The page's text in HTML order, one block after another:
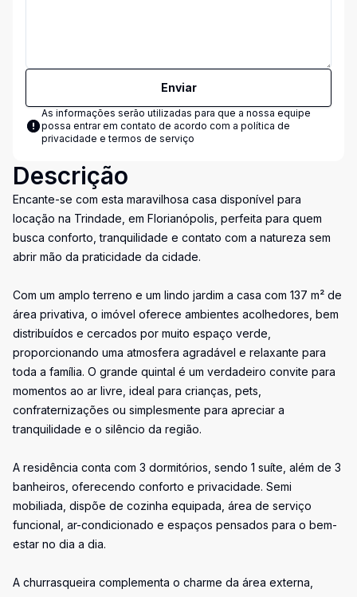
Enviar
As informações serão utilizadas para que a nossa equipe
possa entrar em contato de acordo com a política de
privacidade e termos de serviço
Descrição
Encante-se com esta maravilhosa casa disponível para
locação na Trindade, em Florianópolis, perfeita para quem
busca conforto, tranquilidade e contato com a natureza sem
abrir mão da praticidade da cidade.
Com um amplo terreno e um lindo jardim a casa com 137 m² de
área privativa, o imóvel oferece ambientes acolhedores, bem
distribuídos e cercados por muito espaço verde,
proporcionando uma atmosfera agradável e relaxante para
toda a família. O grande quintal é um verdadeiro convite para
momentos ao ar livre, ideal para crianças, pets,
confraternizações ou simplesmente para apreciar a
tranquilidade e o silêncio da região.
A residência conta com 3 dormitórios, sendo 1 suíte, além de 3
banheiros, oferecendo conforto e privacidade. Semi
mobiliada, dispõe de cozinha equipada, área de serviço
funcional, ar-condicionado e espaços pensados para o bem-
estar no dia a dia.
A churrasqueira complementa o charme da área externa,